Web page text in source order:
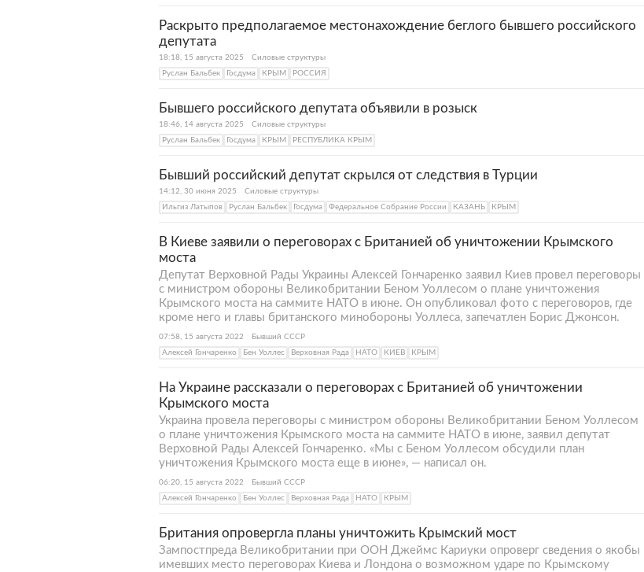
Раскрыто предполагаемое местонахождение беглого бывшего российского
депутата
18:18, 15 августа 2025
Силовые структуры
Руслан Бальбек
Госдума КРЫМ РОССИЯ
Бывшего российского депутата объявили в розыск
18:46, 14 августа 2025
Силовые структуры
Руслан Бальбек
Госдума КРЫМ РЕСПУБЛИКА КРЫМ
Бывший российский депутат скрылся от следствия в Турции
14:12, 30 июня 2025
Силовые структуры
Ильгиз Латыпов
Руслан Бальбек Госдума Федеральное Собрание России КАЗАНЬ КРЫМ
В Киеве заявили о переговорах с Британией об уничтожении Крымского
моста
Депутат Верховной Рады Украины Алексей Гончаренко заявил Киев провел переговоры
с министром обороны Великобритании Беном Уоллесом о плане уничтожения
Крымского моста на саммите НАТО в июне. Он опубликовал фото с переговоров, где
кроме него и главы британского минобороны Уоллеса, запечатлен Борис Джонсон.
07:58, 15 августа 2022
Бывший СССР
Алексей Гончаренко
Бен Уоллес Верховная Рада НАТО КИЕВ КРЫМ
На Украине рассказали о переговорах с Британией об уничтожении
Крымского моста
Украина провела переговоры с министром обороны Великобритании Беном Уоллесом
о плане уничтожения Крымского моста на саммите НАТО в июне, заявил депутат
Верховной Рады Алексей Гончаренко. «Мы с Беном Уоллесом обсудили план
уничтожения Крымского моста еще в июне», — написал он.
06:20, 15 августа 2022
Бывший СССР
Алексей Гончаренко
Бен Уоллес Верховная Рада НАТО КРЫМ
Британия опровергла планы уничтожить Крымский мост
Зампостпреда Великобритании при ООН Джеймс Кариуки опроверг сведения о якобы
имевших место переговорах Киева и Лондона о возможном ударе по Крымскому